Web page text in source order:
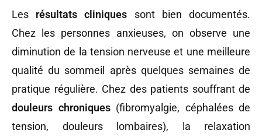
Les résultats cliniques sont bien documentés.
Chez les personnes anxieuses, on observe une
diminution de la tension nerveuse et une meilleure
qualité du sommeil après quelques semaines de
pratique régulière. Chez des patients souffrant de
douleurs chroniques(fibromyalgie, céphalées de
tension, douleurs lombaires), la relaxation